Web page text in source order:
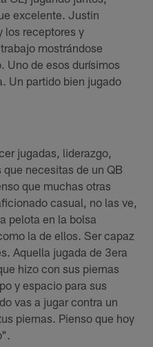
excelente. Justin
los receptores y
mostrándose
Uno de esos durísimos
Un partido bien jugado
jugadas, liderazgo,
necesitas de un QB
que muchas otras
casual, no las ve,
pelota en la bolsa
la de ellos. Ser capaz
Aquella jugada de 3era
hizo con sus piernas
y espacio para sus
vas a jugar contra un
piernas. Pienso que hoy